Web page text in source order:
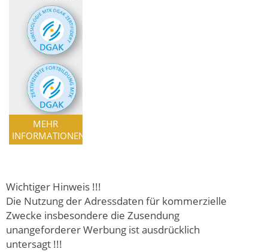
MEHR
INFORMATIONEN
Wichtiger Hinweis !!!
Die Nutzung der Adressdaten für kommerzielle
Zwecke insbesondere die Zusendung
unangeforderer Werbung ist ausdrücklich
untersagt !!!